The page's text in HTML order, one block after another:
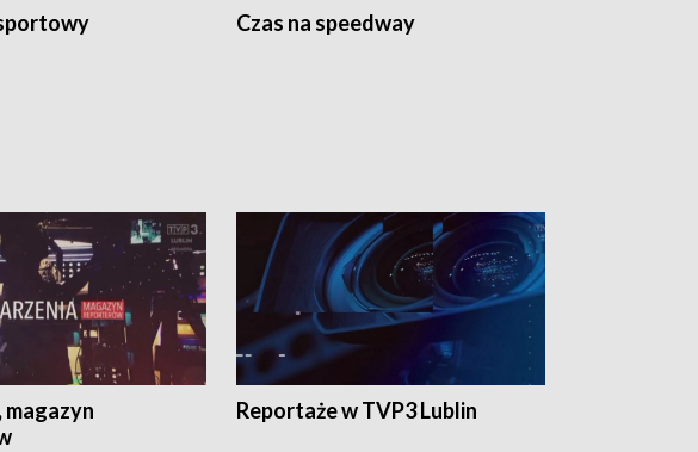
Czas na speedway
magazyn
Reportaże w TVP3 Lublin